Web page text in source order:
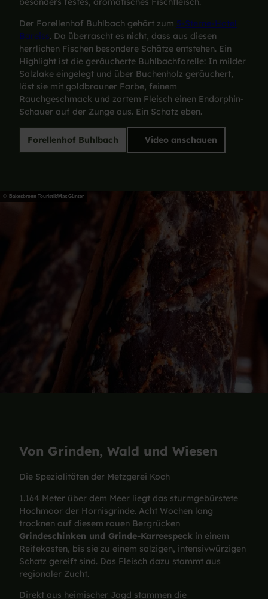
Der Forellenhof Buhlbach gehört zum 5-Sterne-Hotel
Bareiss. Da überrascht es nicht, dass aus diesen
herrlichen Fischen besondere Schätze entstehen. Ein
Highlight ist die geräucherte Buhlbachforelle: In milder
Salzlake eingelegt und über Buchenholz geräuchert,
löst sie mit goldbrauner Farbe, feinem
Rauchgeschmack und zartem Fleisch einen Endorphin-
Schauer auf der Zunge aus. Ein Schatz eben.
Forellenhof Buhlbach Video anschauen
© Baiersbronn Touristik/Max Günter
Von Grinden, Wald und Wiesen
Die Spezialitäten der Metzgerei Koch
1.164 Meter über dem Meer liegt das sturmgebürstete
Hochmoor der Hornisgrinde. Acht Wochen lang
trocknen auf diesem rauen Bergrücken
Grindeschinken und Grinde-Karreespeck in einem
Reifekasten, bis sie zu einem salzigen, intensivwürzigen
Schatz gereift sind. Das Fleisch dazu stammt aus
regionaler Zucht.
Direkt aus heimischer Jagd stammen die